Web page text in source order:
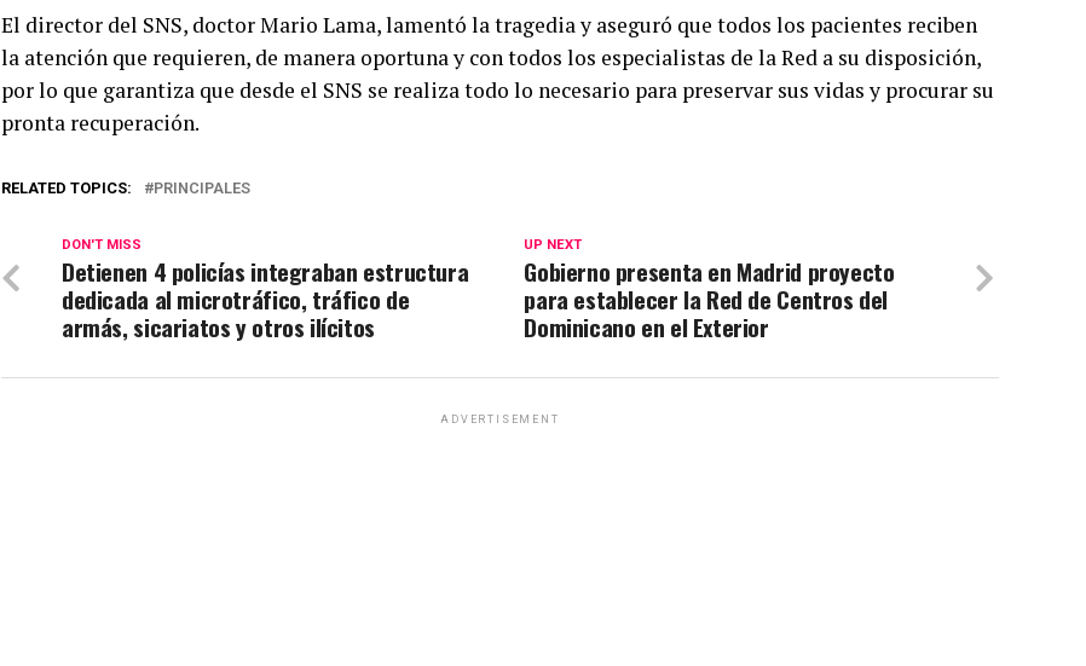
El director del SNS, doctor Mario Lama, lamentó la tragedia y aseguró que todos los pacientes reciben
la atención que requieren, de manera oportuna y con todos los especialistas de la Red a su disposición,
por lo que garantiza que desde el SNS se realiza todo lo necesario para preservar sus vidas y procurar su
pronta recuperación.
RELATED TOPICS: PRINCIPALES
UP NEXT
Gobierno presenta en Madrid proyecto
para establecer la Red de Centros del
Dominicano en el Exterior
DON'T MISS
Detienen 4 policías integraban estructura
dedicada al microtráfico, tráfico de
armás, sicariatos y otros ilícitos
ADVERTISEMENT